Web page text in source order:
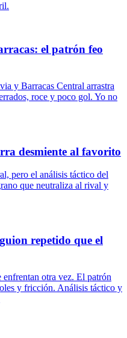
el patrón feo
y Barracas Central arrastra
roce y poco gol. Yo no
desmiente al favorito
pero el análisis táctico del
que neutraliza al rival y
repetido que el
otra vez. El patrón
y fricción. Análisis táctico y